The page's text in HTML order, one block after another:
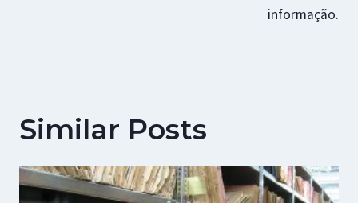
informação.
Similar Posts